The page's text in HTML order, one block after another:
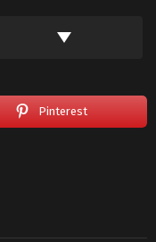
Pinterest